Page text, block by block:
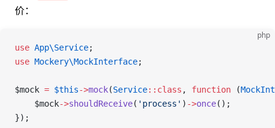
价：
php
use App\Service;
use Mockery\MockInterface;
$mock = $this->mock(Service:: class , function (
    $mock
->shouldReceive( 'process' ) ->once();
});